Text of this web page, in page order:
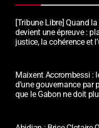
[Tribune Libre] Quand
devient une épreuve :
justice, la cohérence et
Maixent Accrombessi :
d’une gouvernance par
que le Gabon ne doit